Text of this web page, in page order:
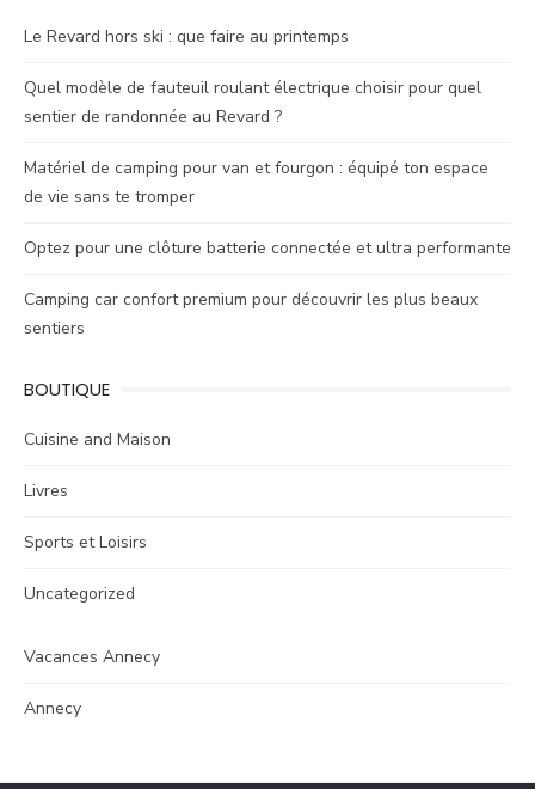
Le Revard hors ski : que faire au printemps
Quel modèle de fauteuil roulant électrique choisir pour quel
sentier de randonnée au Revard ?
Matériel de camping pour van et fourgon : équipé ton espace
de vie sans te tromper
Optez pour une clôture batterie connectée et ultra performante
Camping car confort premium pour découvrir les plus beaux
sentiers
BOUTIQUE
Cuisine and Maison
Livres
Sports et Loisirs
Uncategorized
Vacances Annecy
Annecy